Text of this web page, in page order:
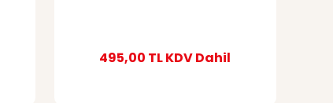
495,00 TLKDV Dahil